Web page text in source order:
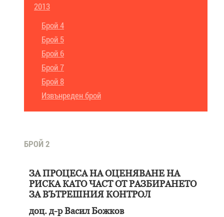
2013
Брой 4
Брой 5
Брой 6
Брой 7
Брой 8
Извънреден брой
БРОЙ 2
ЗА ПРОЦЕСА НА ОЦЕНЯВАНЕ НА
РИСКА КАТО ЧАСТ ОТ РАЗБИРАНЕТО
ЗА ВЪТРЕШНИЯ КОНТРОЛ
доц. д-р Васил Божков